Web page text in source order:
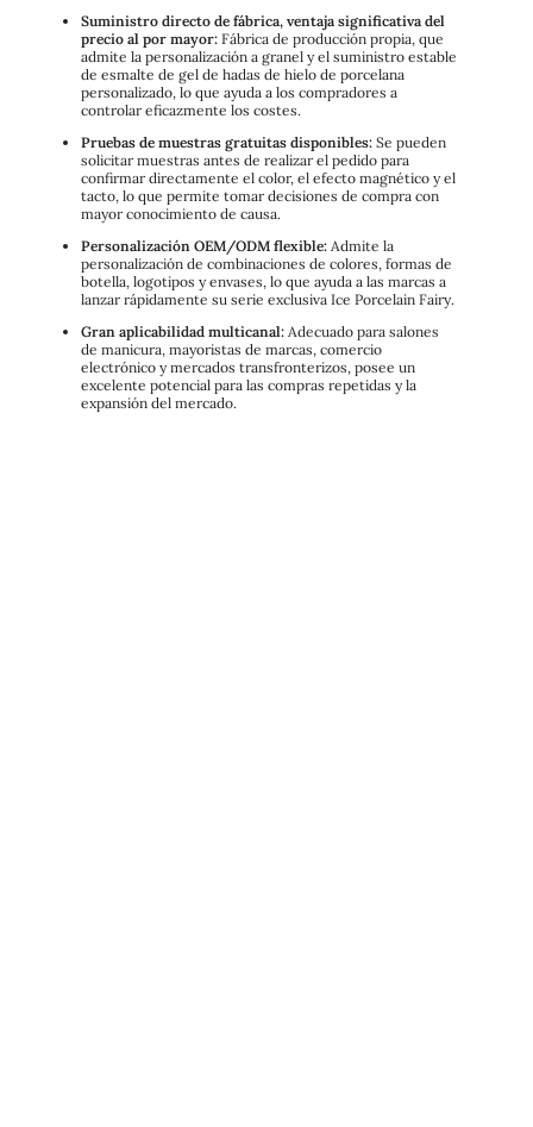
Suministro directo de fábrica, ventaja significativa del
precio al por mayor: Fábrica de producción propia, que
admite la personalización a granel y el suministro estable
de esmalte de gel de hadas de hielo de porcelana
personalizado, lo que ayuda a los compradores a
controlar eficazmente los costes.
Pruebas de muestras gratuitas disponibles: Se pueden
solicitar muestras antes de realizar el pedido para
confirmar directamente el color, el efecto magnético y el
tacto, lo que permite tomar decisiones de compra con
mayor conocimiento de causa.
Personalización OEM/ODM flexible: Admite la
personalización de combinaciones de colores, formas de
botella, logotipos y envases, lo que ayuda a las marcas a
lanzar rápidamente su serie exclusiva Ice Porcelain Fairy.
Gran aplicabilidad multicanal: Adecuado para salones
de manicura, mayoristas de marcas, comercio
electrónico y mercados transfronterizos, posee un
excelente potencial para las compras repetidas y la
expansión del mercado.